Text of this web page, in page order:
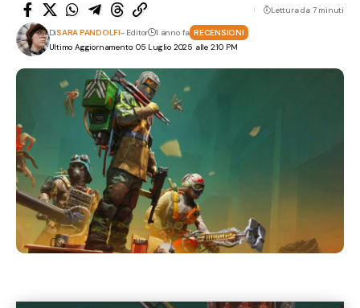
Ultimo Aggiornamento: 05 Luglio 2025 alle 2:10 PM
DiSARA PANDOLFI- Editor 1 anno fa RECENSIONI
Lettura da 7 minuti